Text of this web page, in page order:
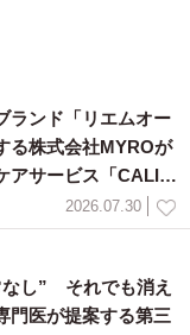
ランド「リエムオー
る株式会社MYROが
サービス「CALIN
2026.07.30
し” それでも消え
門医が提案する第三